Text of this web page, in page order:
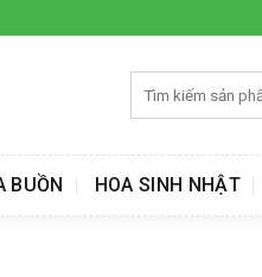
kiếm:
BUỒN HOA SINH NHẬT